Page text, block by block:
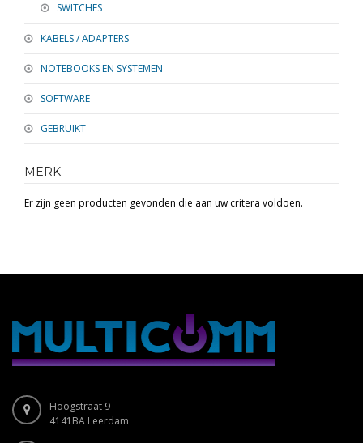
SWITCHES
KABELS / ADAPTERS
NOTEBOOKS EN SYSTEMEN
SOFTWARE
GEBRUIKT
MERK
Er zijn geen producten gevonden die aan uw critera voldoen.
Hoogstraat 9
4141BA Leerdam